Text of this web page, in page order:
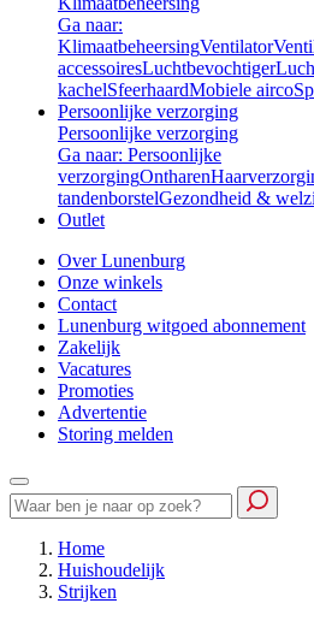
Ga naar:
KlimaatbeheersingVentilator
accessoiresLuchtbevochtiger
kachelSfeerhaardMobiele airco
Persoonlijke verzorging
Persoonlijke verzorging
Ga naar: Persoonlijke
verzorgingOntharen
tandenborstelGezondheid &
Outlet
Over Lunenburg
Onze winkels
Contact
Lunenburg witgoed abonnement
Zakelijk
Vacatures
Promoties
Advertentie
Storing melden
Home
Huishoudelijk
Strijken